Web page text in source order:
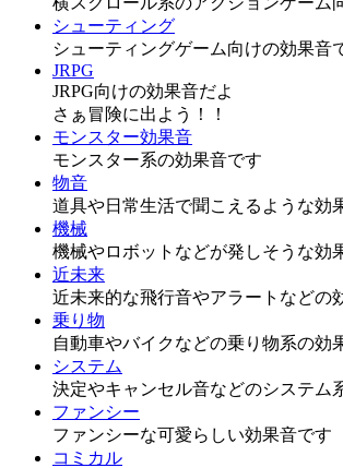
シューティング
シューティングゲーム向けの効果音
JRPG
JRPG向けの効果音だよ
さぁ冒険に出よう！！
モンスター効果音
モンスター系の効果音です
物音
道具や日常生活で聞こえるような効
機械
機械やロボットなどが発しそうな効
近未来
近未来的な飛行音やアラートなどの
乗り物
自動車やバイクなどの乗り物系の効
システム
決定やキャンセル音などのシステム
ファンシー
ファンシーな可愛らしい効果音です
コミカル